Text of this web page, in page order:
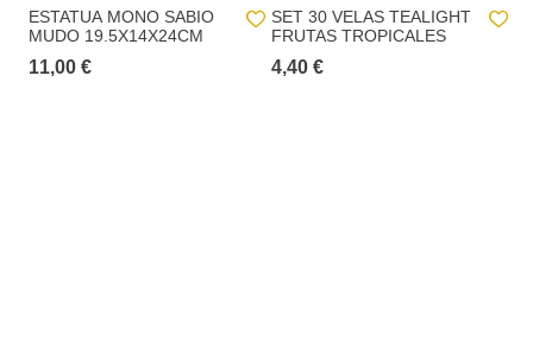
incluir toda la red de tiendas físicas hôma.
ESTATUA MONO SABIO
MUDO 19.5X14X24CM
11,00 €
SET 30 VELAS TEALIGHT
FRUTAS TROPICALES
4,40 €